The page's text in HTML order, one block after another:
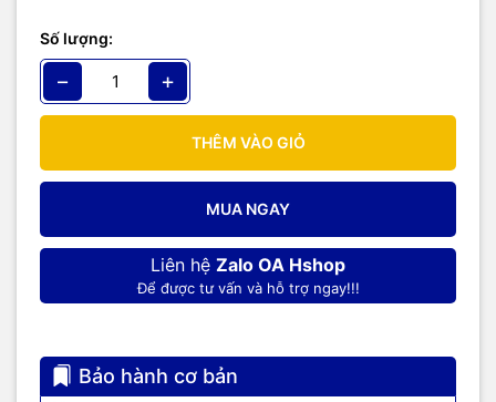
Số lượng:
− +
THÊM VÀO GIỎ
MUA NGAY
Liên hệ Zalo OA Hshop
Để được tư vấn và hỗ trợ ngay!!!
Bảo hành cơ bản